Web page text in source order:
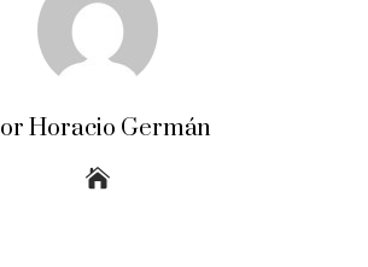
Horacio Germán